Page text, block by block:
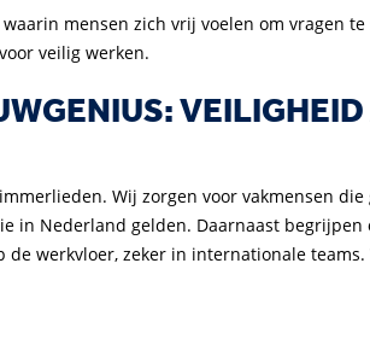
mensen zich vrij voelen om vragen
veilig werken.
Wij zorgen voor vakmensen
in Nederland gelden. Daarnaast begrijpen
werkvloer, zeker in internationale teams.